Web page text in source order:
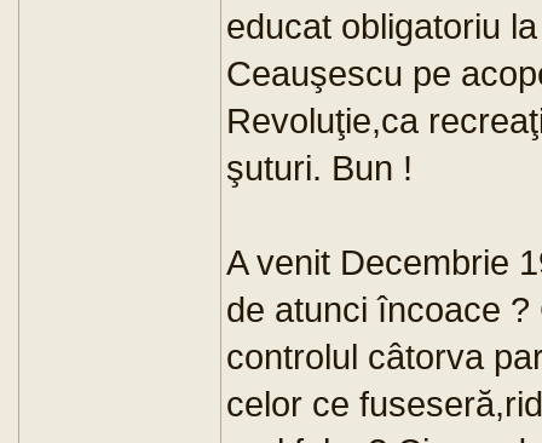
educat obligatoriu
Ceauşescu pe
Revoluţie,ca
şuturi. Bun !
A venit Decembrie
de atunci încoace
controlul câtorva
celor ce